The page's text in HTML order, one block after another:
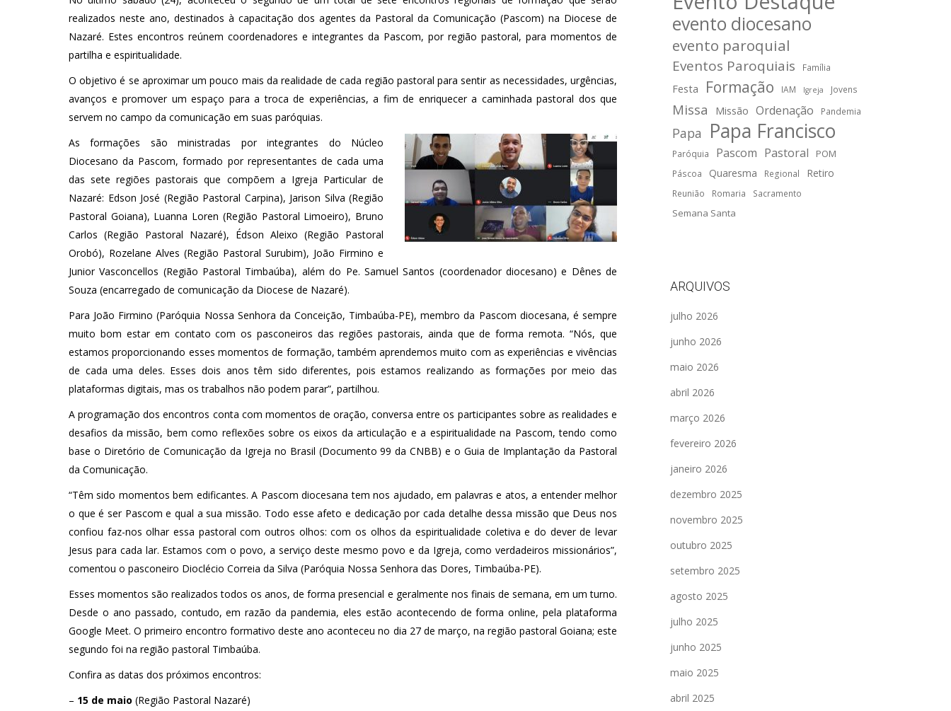
realizados neste ano, destinados à capacitação dos agentes da Pastoral da Comunicação (Pascom) na Diocese de
Nazaré. Estes encontros reúnem coordenadores e integrantes da Pascom, por região pastoral, para momentos de
partilha e espiritualidade.
O objetivo é se aproximar um pouco mais da realidade de cada região pastoral para sentir as necessidades, urgências,
avanços e promover um espaço para a troca de experiências, a fim de enriquecer a caminhada pastoral dos que
servem no campo da comunicação em suas paróquias.
As formações são ministradas por integrantes do Núcleo
Diocesano da Pascom, formado por representantes de cada uma
das sete regiões pastorais que compõem a Igreja Particular de
Nazaré: Edson José (Região Pastoral Carpina), Jarison Silva (Região
Pastoral Goiana), Luanna Loren (Região Pastoral Limoeiro), Bruno
Carlos (Região Pastoral Nazaré), Édson Aleixo (Região Pastoral
Orobó), Rozelane Alves (Região Pastoral Surubim), João Firmino e
Junior Vasconcellos (Região Pastoral Timbaúba), além do Pe. Samuel Santos (coordenador diocesano) e Dênes de
Souza (encarregado de comunicação da Diocese de Nazaré).
Para João Firmino (Paróquia Nossa Senhora da Conceição, Timbaúba-PE), membro da Pascom diocesana, é sempre
muito bom estar em contato com os pasconeiros das regiões pastorais, ainda que de forma remota. “Nós, que
estamos proporcionando esses momentos de formação, também aprendemos muito com as experiências e vivências
de cada uma deles. Esses dois anos têm sido diferentes, pois estamos realizando as formações por meio das
plataformas digitais, mas os trabalhos não podem parar”, partilhou.
A programação dos encontros conta com momentos de oração, conversa entre os participantes sobre as realidades e
desafios da missão, bem como reflexões sobre os eixos da articulação e a espiritualidade na Pascom, tendo como
base o Diretório de Comunicação da Igreja no Brasil (Documento 99 da CNBB) e o Guia de Implantação da Pastoral
da Comunicação.
“Têm sido momentos bem edificantes. A Pascom diocesana tem nos ajudado, em palavras e atos, a entender melhor
o que é ser Pascom e qual a sua missão. Todo esse afeto e dedicação por cada detalhe dessa missão que Deus nos
confiou faz-nos olhar essa pastoral com outros olhos: com os olhos da espiritualidade coletiva e do dever de levar
Jesus para cada lar. Estamos com o povo, a serviço deste mesmo povo e da Igreja, como verdadeiros missionários”,
comentou o pasconeiro Dioclécio Correia da Silva (Paróquia Nossa Senhora das Dores, Timbaúba-PE).
Esses momentos são realizados todos os anos, de forma presencial e geralmente nos finais de semana, em um turno.
Desde o ano passado, contudo, em razão da pandemia, eles estão acontecendo de forma online, pela plataforma
Google Meet. O primeiro encontro formativo deste ano aconteceu no dia 27 de março, na região pastoral Goiana; este
segundo foi na região pastoral Timbaúba.
Confira as datas dos próximos encontros:
– 15 de maio (Região Pastoral Nazaré)
evento diocesano
evento paroquial
Eventos Paroquiais Família
Festa Formação IAM Igreja Jovens
Missa Missão Ordenação Pandemia
Papa Papa Francisco
Paróquia Pascom Pastoral POM
Páscoa Quaresma Regional Retiro
Reunião Romaria Sacramento
Semana Santa
ARQUIVOS
julho 2026
junho 2026
maio 2026
abril 2026
março 2026
fevereiro 2026
janeiro 2026
dezembro 2025
novembro 2025
outubro 2025
setembro 2025
agosto 2025
julho 2025
junho 2025
maio 2025
abril 2025